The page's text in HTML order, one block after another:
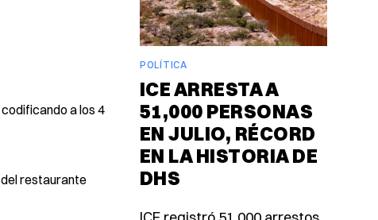
a los 4
restaurante
POLÍTICA
ICE ARRESTA A
51,000 PERSONAS
EN JULIO, RÉCORD
EN LA HISTORIA DE
DHS